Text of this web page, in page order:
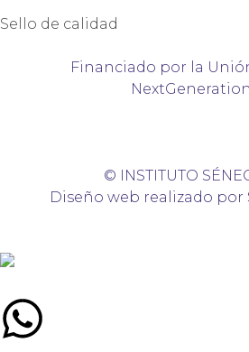
Sello de calidad
Financiado por la
© INSTITUTO
Diseño web realizado por